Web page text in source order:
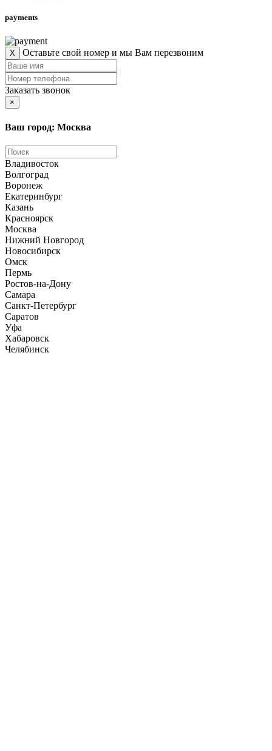
payments
X Оставьте свой номер и мы Вам перезвоним
Заказать звонок
×
Ваш город: Москва
Владивосток
Волгоград
Воронеж
Екатеринбург
Казань
Красноярск
Москва
Нижний Новгород
Новосибирск
Омск
Пермь
Ростов-на-Дону
Самара
Санкт-Петербург
Саратов
Уфа
Хабаровск
Челябинск